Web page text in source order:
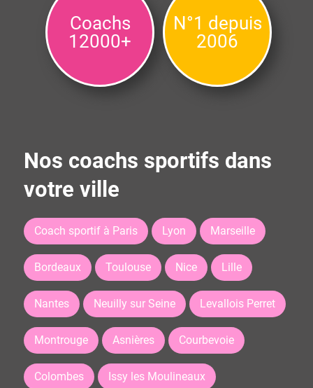
Coachs
12000+
N°1 depuis
2006
Nos coachs sportifs dans
votre ville
Coach sportif à Paris Lyon Marseille
Bordeaux Toulouse Nice Lille
Nantes Neuilly sur Seine Levallois Perret
Montrouge Asnières Courbevoie
Colombes Issy les Moulineaux